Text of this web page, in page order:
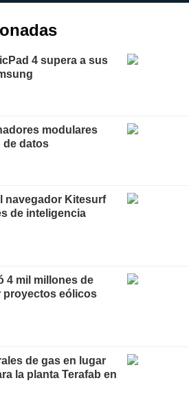
4 supera a sus
modulares
de datos
navegador Kitesurf
de inteligencia
4 mil millones de
proyectos eólicos
de gas en lugar
la planta Terafab en